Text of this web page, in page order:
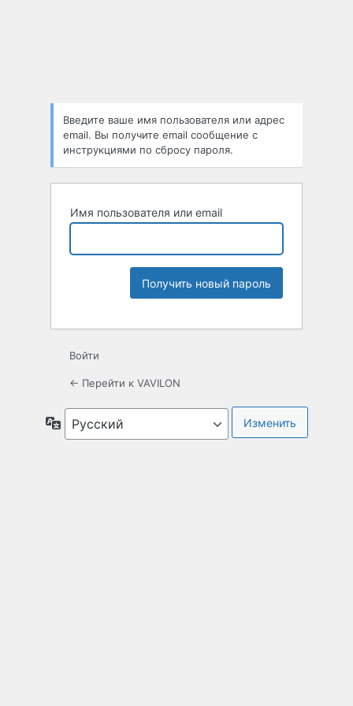
Введите ваше имя пользователя или адрес
email. Вы получите email сообщение с
инструкциями по сбросу пароля.
Имя пользователя или email
Войти
← Перейти к VAVILON
Язык